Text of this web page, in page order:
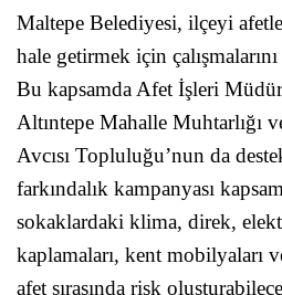
Maltepe Belediyesi, ilçeyi
hale getirmek için
Bu kapsamda Afet İşleri
Altıntepe Mahalle Muhtarlığı
Avcısı Topluluğu’nun da
farkındalık kampanyası
sokaklardaki klima, direk,
kaplamaları, kent mobilyaları
afet sırasında risk